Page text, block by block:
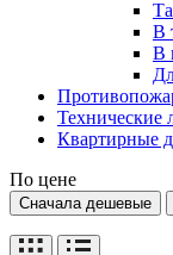
В
В
Технические
Квартирные
По цене
Сначала дешевые